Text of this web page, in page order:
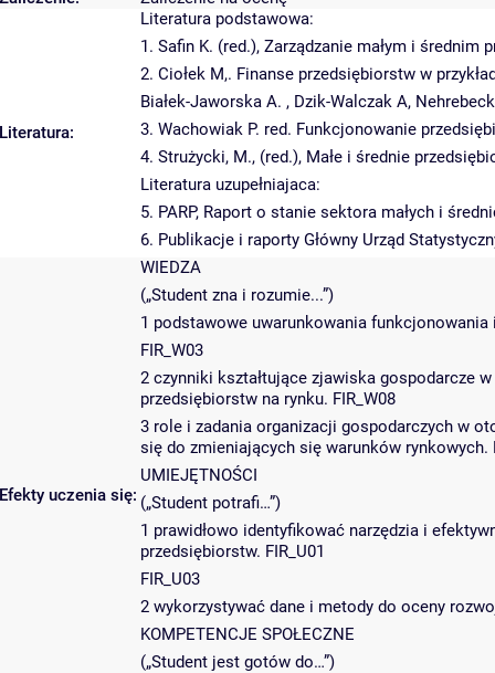
Literatura:
Literatura podstawowa:
1. Safin K. (red.), Zarządzanie małym i średnim
2. Ciołek M,. Finanse przedsiębiorstw w
Białek-Jaworska A. , Dzik-Walczak A,
3. Wachowiak P. red. Funkcjonowanie
4. Strużycki, M., (red.), Małe i średnie
Literatura uzupełniajaca:
5. PARP, Raport o stanie sektora małych i
6. Publikacje i raporty Główny Urząd
Efekty uczenia się:
WIEDZA
(„Student zna i rozumie...”)
1 podstawowe uwarunkowania
FIR_W03
2 czynniki kształtujące zjawiska gospodarcze
przedsiębiorstw na rynku. FIR_W08
3 role i zadania organizacji gospodarczych w
się do zmieniających się warunków rynkowych.
UMIEJĘTNOŚCI
(„Student potrafi…”)
1 prawidłowo identyfikować narzędzia i
przedsiębiorstw. FIR_U01
FIR_U03
2 wykorzystywać dane i metody do oceny
KOMPETENCJE SPOŁECZNE
(„Student jest gotów do…”)